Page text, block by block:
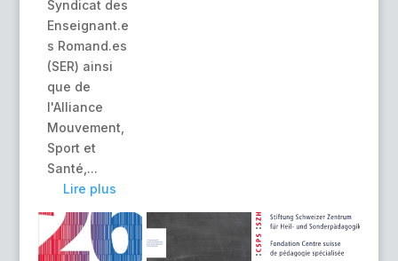
Syndicat des
Enseignant.e
s Romand.es
(SER) ainsi
que de
l'Alliance
Mouvement,
Sport et
Santé,...
Lire plus